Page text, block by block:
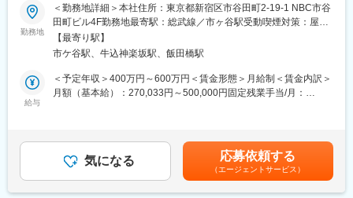
（2）現場OJT（2カ月後～）
先輩社員とのロールプレイング・営業同行で現場の営業を体感
（3）研修まとめ（3、４カ月後～）
（4）本配属
転勤が発生する可能性があります。
・自宅から通えない場合は、ご自身で物件を選び会社名義で契約
・会社から転勤支度金と引っ越し費用支給
■職務内容：
整形外科領域において、脊椎インプラントをはじめとする、当社
製品の販売、情報提供をお任せします。
＜具体的な業務内容＞
◎訪問先：国公立および主要私立病院のドクターやスタッフ
◎提案する商品：
・脊椎インプラントなど手術用高価格製品
└側弯症と呼ばれる背骨・脊椎疾患の治療手術に使用され、患者
勤務地
＜勤務地詳細＞本社住所：東京都新宿区市谷田町2-19-1 NBC市谷
田町ビル4F勤務地最寄駅：総武線／市ヶ谷駅受動喫煙対策：屋内
喫煙可能場所あり変更の範囲：会社の定める事業所
【最寄り駅】
市ケ谷駅、牛込神楽坂駅、飯田橋駅
給与
＜予定年収＞400万円～600万円＜賃金形態＞月給制＜賃金内訳＞
月額（基本給）：270,033円～500,000円固定残業手当/月：
制で、年収を12分割して各月の25日にお支払します。※初年度以
降は適正に応じ、評価・月収の見直しを行っていきます。賃金は
あくまでも目安の金額であり、選考を通じて上下する可能性があ
ります。月給(月額)は固定手当を含めた表記です。
気になる 応募依頼する
（エージェントサービス）